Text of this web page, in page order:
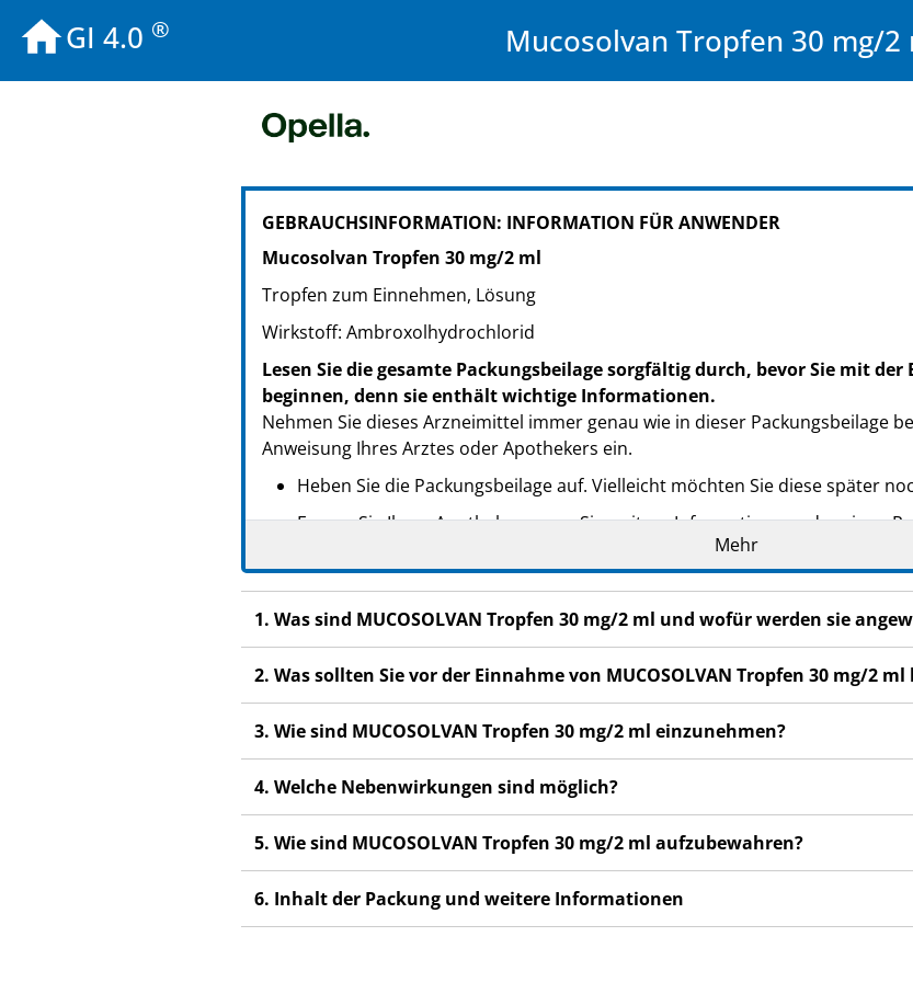
GI 4.0 ® Mucosolvan Tropfen 30 mg/2
PZN: 00743474
PPN: 110074347471
GEBRAUCHSINFORMATION: INFORMATION FÜR ANWENDER
Mucosolvan Tropfen 30 mg/2 ml
Tropfen zum Einnehmen, Lösung
Wirkstoff: Ambroxolhydrochlorid
Lesen Sie die gesamte Packungsbeilage sorgfältig durch, bevor Sie mit
beginnen, denn sie enthält wichtige Informationen.
Nehmen Sie dieses Arzneimittel immer genau wie in dieser Packungsbeilage
Anweisung Ihres Arztes oder Apothekers ein.
Heben Sie die Packungsbeilage auf. Vielleicht möchten Sie diese später
Fragen Sie Ihren Apotheker, wenn Sie weitere Informationen oder einen
Nebenwirkungen, die nicht in dieser Packungsbeilage angegeben sind.
Wenn Sie sich nach 4 – 5 Tagen nicht besser oder gar schlechter fühlen,
Mehr
1. Was sind MUCOSOLVAN Tropfen 30 mg/2 ml und wofür werden sie
2. Was sollten Sie vor der Einnahme von MUCOSOLVAN Tropfen 30 mg/2 ml
3. Wie sind MUCOSOLVAN Tropfen 30 mg/2 ml einzunehmen?
4. Welche Nebenwirkungen sind möglich?
5. Wie sind MUCOSOLVAN Tropfen 30 mg/2 ml aufzubewahren?
6. Inhalt der Packung und weitere Informationen